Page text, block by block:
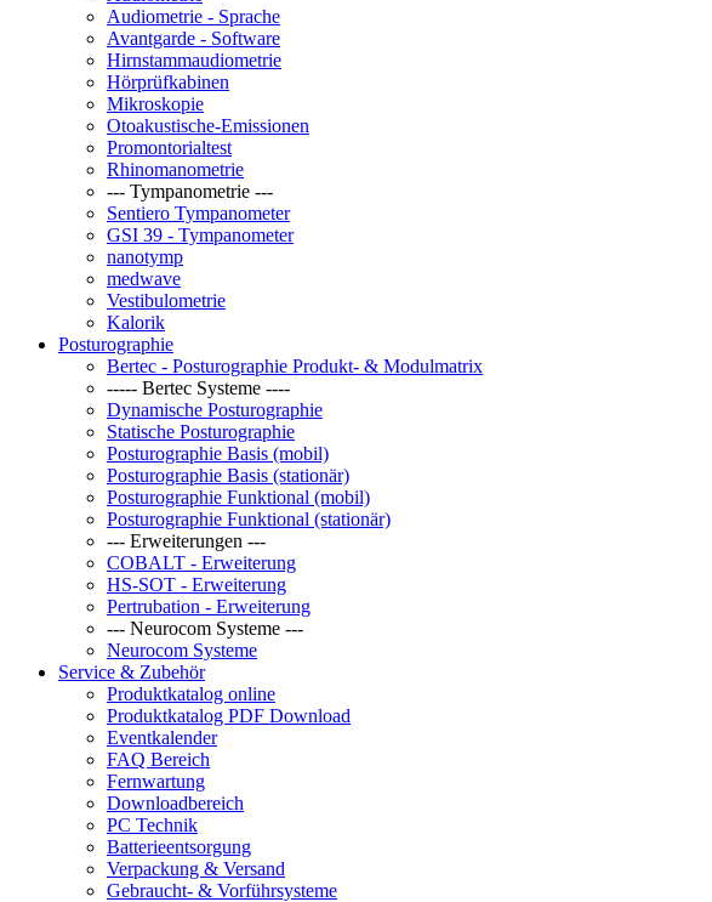
Audiometrie - Sprache
Avantgarde - Software
Hirnstammaudiometrie
Hörprüfkabinen
Mikroskopie
Otoakustische-Emissionen
Promontorialtest
Rhinomanometrie
--- Tympanometrie ---
Sentiero Tympanometer
GSI 39 - Tympanometer
nanotymp
medwave
Vestibulometrie
Kalorik
Posturographie
Bertec - Posturographie Produkt- & Modulmatrix
----- Bertec Systeme ----
Dynamische Posturographie
Statische Posturographie
Posturographie Basis (mobil)
Posturographie Basis (stationär)
Posturographie Funktional (mobil)
Posturographie Funktional (stationär)
--- Erweiterungen ---
COBALT - Erweiterung
HS-SOT - Erweiterung
Pertrubation - Erweiterung
--- Neurocom Systeme ---
Neurocom Systeme
Service & Zubehör
Produktkatalog online
Produktkatalog PDF Download
Eventkalender
FAQ Bereich
Fernwartung
Downloadbereich
PC Technik
Batterieentsorgung
Verpackung & Versand
Gebraucht- & Vorführsysteme